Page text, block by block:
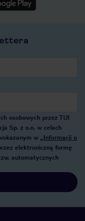
osobowych przez TUI
Sp. z o.o. w celach
w „Informacji o
elektroniczną formę
automatycznych